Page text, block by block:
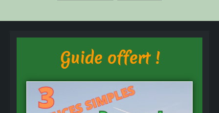
Guide offert !